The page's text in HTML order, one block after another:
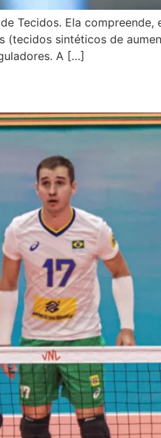
Tecidos. Ela compreende,
(tecidos sintéticos de
A […]